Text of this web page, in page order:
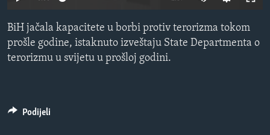
O GLASU AMERIKE
Learning English
BiH jačala kapacitete u borbi protiv terorizma tokom
prošle godine, istaknuto izveštaju State Departmenta o
terorizmu u svijetu u prošloj godini.
Podijeli